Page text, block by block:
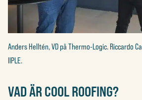
Anders Helltén, VD på Thermo-Logic. Riccardo
IIPLE.
VAD ÄR COOL ROOFING?